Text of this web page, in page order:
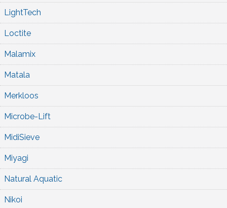
LightTech
Loctite
Malamix
Matala
Merkloos
Microbe-Lift
MidiSieve
Miyagi
Natural Aquatic
Nikoi